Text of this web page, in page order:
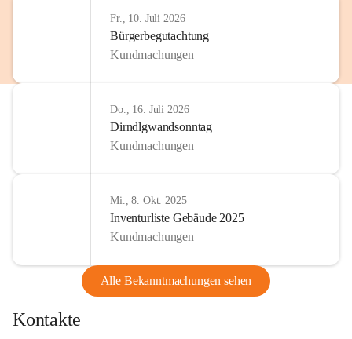
Fr., 10. Juli 2026
Bürgerbegutachtung
Kundmachungen
Do., 16. Juli 2026
Dirndlgwandsonntag
Kundmachungen
Mi., 8. Okt. 2025
Inventurliste Gebäude 2025
Kundmachungen
Alle Bekanntmachungen sehen
Kontakte